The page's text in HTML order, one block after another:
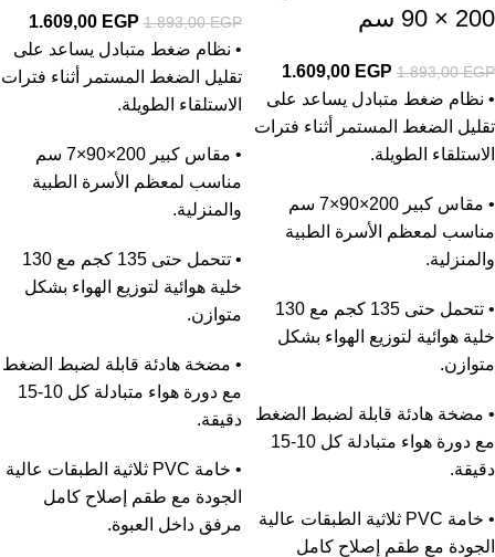
200 × 90 سم
1.893,00EGP
1.609,00 EGP
• نظام ضغط متبادل يساعد على
تقليل الضغط المستمر أثناء فترات
الاستلقاء الطويلة.
• مقاس كبير 200×90×7 سم
مناسب لمعظم الأسرة الطبية
والمنزلية.
• تتحمل حتى 135 كجم مع 130
خلية هوائية لتوزيع الهواء بشكل
متوازن.
• مضخة هادئة قابلة لضبط الضغط
مع دورة هواء متبادلة كل 10-15
دقيقة.
• خامة PVC ثلاثية الطبقات عالية
الجودة مع طقم إصلاح كامل
1.893,00EGP
1.609,00 EGP
• نظام ضغط متبادل يساعد على
تقليل الضغط المستمر أثناء فترات
الاستلقاء الطويلة.
• مقاس كبير 200×90×7 سم
مناسب لمعظم الأسرة الطبية
والمنزلية.
• تتحمل حتى 135 كجم مع 130
خلية هوائية لتوزيع الهواء بشكل
متوازن.
• مضخة هادئة قابلة لضبط الضغط
مع دورة هواء متبادلة كل 10-15
دقيقة.
• خامة PVC ثلاثية الطبقات عالية
الجودة مع طقم إصلاح كامل
مرفق داخل العبوة.